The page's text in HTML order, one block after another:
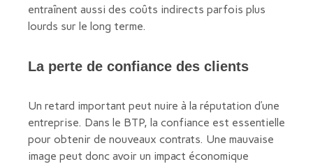
entraînent aussi des coûts indirects parfois plus
lourds sur le long terme.
La perte de confiance des clients
Un retard important peut nuire à la réputation d’une
entreprise. Dans le BTP, la confiance est essentielle
pour obtenir de nouveaux contrats. Une mauvaise
image peut donc avoir un impact économique